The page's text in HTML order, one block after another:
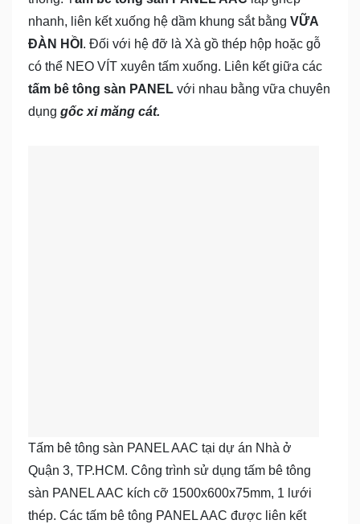
nhanh, liên kết xuống hệ dầm khung sắt bằng VỮA
ĐÀN HỒI . Đối với hệ đỡ là Xà gồ thép hộp hoặc gỗ
có thể NEO VÍT xuyên tấm xuống. Liên kết giữa các
tấm bê tông sàn PANEL với nhau bằng vữa chuyên
dụng gốc xi măng cát.
Tấm bê tông sàn PANEL AAC tại dự án Nhà ở
Quận 3, TP.HCM. Công trình sử dụng tấm bê tông
sàn PANEL AAC kích cỡ 1500x600x75mm, 1 lưới
thép. Các tấm bê tông PANEL AAC được liên kết